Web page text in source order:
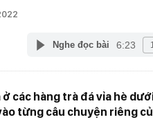
Nghe đọc bài 6:23
các hàng trà đá vỉa hè
từng câu chuyện riêng